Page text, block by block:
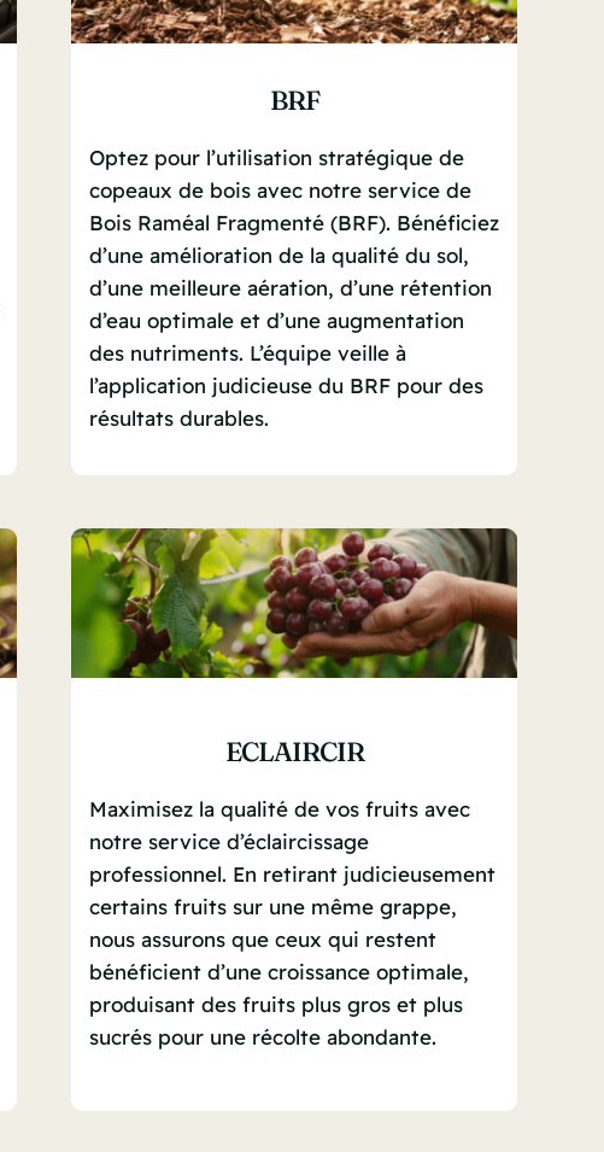
BRF
Optez pour l’utilisation stratégique de
copeaux de bois avec notre service de
Bois Raméal Fragmenté (BRF). Bénéficiez
d’une amélioration de la qualité du sol,
d’une meilleure aération, d’une rétention
d’eau optimale et d’une augmentation
des nutriments. L’équipe veille à
l’application judicieuse du BRF pour des
résultats durables.
ECLAIRCIR
Maximisez la qualité de vos fruits avec
notre service d’éclaircissage
professionnel. En retirant judicieusement
certains fruits sur une même grappe,
nous assurons que ceux qui restent
bénéficient d’une croissance optimale,
produisant des fruits plus gros et plus
sucrés pour une récolte abondante.